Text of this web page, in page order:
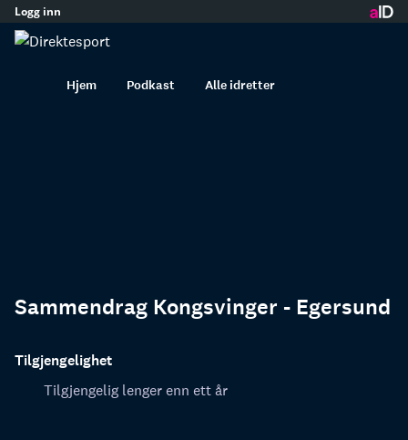
innhold
Logg inn
Hjem Podkast Alle idretter
Sammendrag Kongsvinger - Egersund
Tilgjengelighet
Tilgjengelig lenger enn ett år